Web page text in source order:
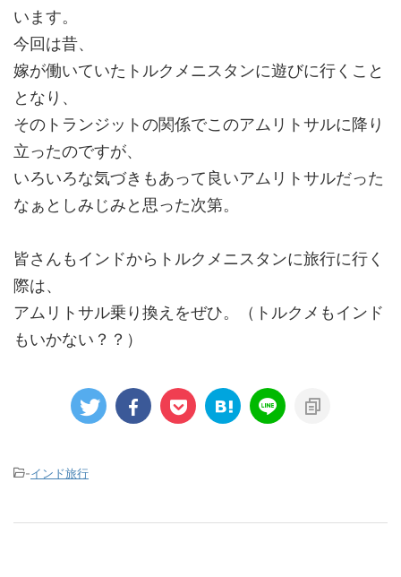
います。
今回は昔、
嫁が働いていたトルクメニスタンに遊びに行くこと
となり、
そのトランジットの関係でこのアムリトサルに降り
立ったのですが、
いろいろな気づきもあって良いアムリトサルだった
なぁとしみじみと思った次第。
皆さんもインドからトルクメニスタンに旅行に行く
際は、
アムリトサル乗り換えをぜひ。（トルクメもインド
もいかない？？）
-インド旅行